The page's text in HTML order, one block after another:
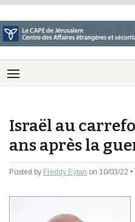
Israël au
ans après la
Posted by Freddy Eytan on 10/03/22